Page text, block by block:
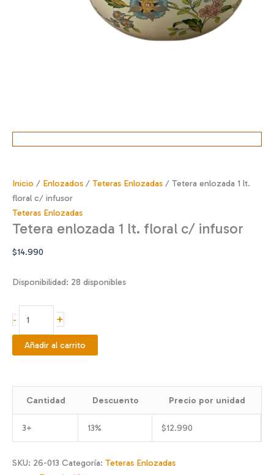
Inicio / Enlozados / Teteras Enlozadas / Tetera enlozada 1 lt.
floral c/ infusor
Teteras Enlozadas
Tetera enlozada 1 lt. floral c/ infusor
$14.990
Disponibilidad: 28 disponibles
-
enlozada
lt.
c/
infusor
cantidad
+
Añadir al carrito
Cantidad Descuento Precio por unidad
3+ 13% $12.990
SKU: 26-013 Categoría: Teteras Enlozadas